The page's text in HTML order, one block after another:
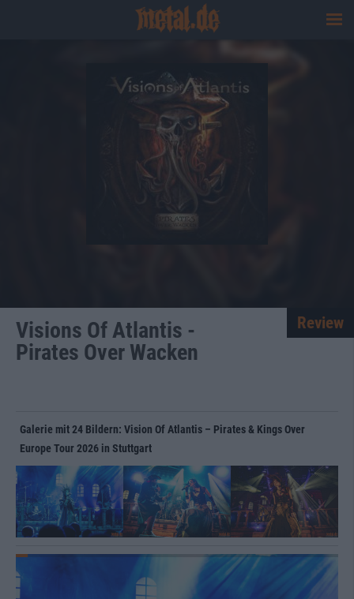
Visions Of Atlantis -
Pirates Over Wacken
Review
Galerie mit 24 Bildern: Vision Of Atlantis – Pirates & Kings Over
Europe Tour 2026 in Stuttgart